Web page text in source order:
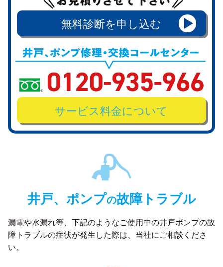
無料診断を申し込む
サービス料金について
井戸、ポンプの故障トラブル
漏電や水漏れ等、下記のようなご使用中の井戸ポンプの故
障トラブルの症状が発生した際は、 当社にご相談くださ
い。